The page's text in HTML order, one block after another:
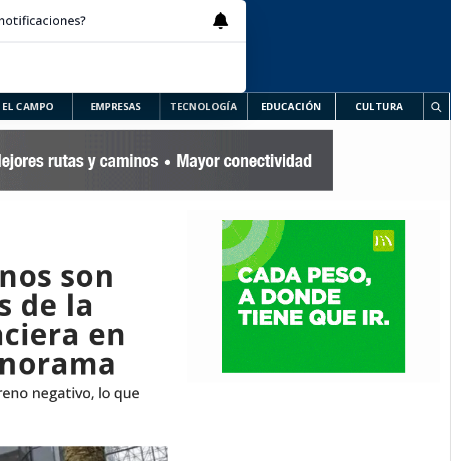
EL CAMPO EMPRESAS TECNOLOGÍA EDUCACIÓN CULTURA
son
de la
en
negativo, lo que